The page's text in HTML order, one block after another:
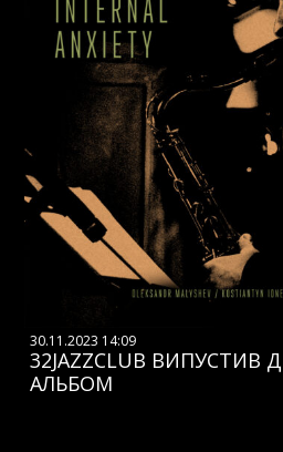
30.11.2023 14:09
32JAZZCLUB ВИПУСТИВ
АЛЬБОМ